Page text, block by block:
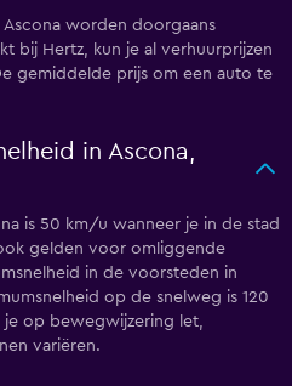
worden doorgaans
bij Hertz, kun je al verhuurprijzen
gemiddelde prijs om een auto te
in Ascona,
is 50 km/u wanneer je in de stad
gelden voor omliggende
in de voorsteden in
op de snelweg is 120
op bewegwijzering let,
variëren.